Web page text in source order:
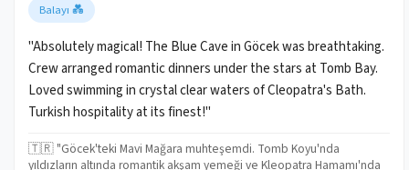
Balayı 💑
"Absolutely magical! The Blue Cave in Göcek was breathtaking.
Crew arranged romantic dinners under the stars at Tomb Bay.
Loved swimming in crystal clear waters of Cleopatra's Bath.
Turkish hospitality at its finest!"
🇹🇷 "Göcek'teki Mavi Mağara muhteşemdi. Tomb Koyu'nda
yıldızların altında romantik akşam yemeği ve Kleopatra Hamamı'nda